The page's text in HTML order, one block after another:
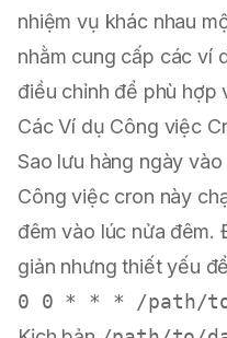
nhiệm vụ khác nhau
nhằm cung cấp các ví
điều chỉnh để phù hợp
Các Ví dụ Công việc
Sao lưu hàng ngày
Công việc cron này
đêm vào lúc nửa đêm.
giản nhưng thiết yếu